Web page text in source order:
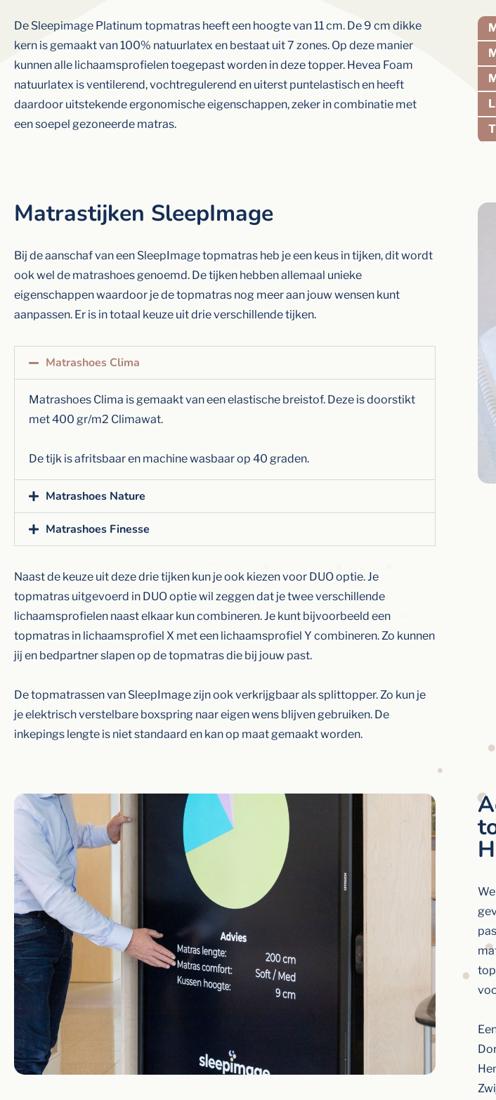
De Sleepimage Platinum topmatras heeft een hoogte van 11 cm. De 9 cm dikke
kern is gemaakt van 100% natuurlatex en bestaat uit 7 zones. Op deze manier
kunnen alle lichaamsprofielen toegepast worden in deze topper. Hevea Foam
natuurlatex is ventilerend, vochtregulerend en uiterst puntelastisch en heeft
daardoor uitstekende ergonomische eigenschappen, zeker in combinatie met
een soepel gezoneerde matras.
Matrastijken SleepImage
Bij de aanschaf van een SleepImage topmatras heb je een keus in tijken, dit wordt
ook wel de matrashoes genoemd. De tijken hebben allemaal unieke
eigenschappen waardoor je de topmatras nog meer aan jouw wensen kunt
aanpassen. Er is in totaal keuze uit drie verschillende tijken.
Matrashoes Clima
Matrashoes Clima is gemaakt van een elastische breistof. Deze is doorstikt
met 400 gr/m2 Climawat.
De tijk is afritsbaar en machine wasbaar op 40 graden.
Matrashoes Nature
Matrashoes Finesse
Naast de keuze uit deze drie tijken kun je ook kiezen voor DUO optie. Je
topmatras uitgevoerd in DUO optie wil zeggen dat je twee verschillende
lichaamsprofielen naast elkaar kun combineren. Je kunt bijvoorbeeld een
topmatras in lichaamsprofiel X met een lichaamsprofiel Y combineren. Zo kunnen
jij en bedpartner slapen op de topmatras die bij jouw past.
De topmatrassen van SleepImage zijn ook verkrijgbaar als splittopper. Zo kun je
je elektrisch verstelbare boxspring naar eigen wens blijven gebruiken. De
inkepings lengte is niet standaard en kan op maat gemaakt worden.